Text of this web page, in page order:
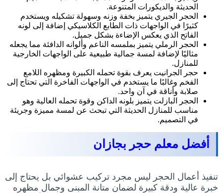
الحديثة والديكورات المتنوعة.
الحجر الجيري يتميز بخفة وزنه وسهولة تشكيله ويستخدم
كثيرًا في الواجهات ذات الطابع الكلاسيكي إضافة إلى لونه
الفاتح الذي يعكس الإضاءة بشكل جميل.
الحجر الرملي يتميز بملمسه الناعم وألوانه الدافئة مما يجعله
مثاليًا لإضافة لمسة جمالية طبيعية على الواجهات الخارجية
للمنازل.
حجر الجرانيت يعرف بقوة تحمله الكبيرة ومظهره اللامع
الفخم وغالبًا ما يستخدم في الواجهات الفاخرة التي تحتاج إلى
صلابة وأناقة في آن واحد.
الحجر البازلت يتميز بلونه الداكن وقوة تحمله العالية وهو
مناسب للمنازل الحديثة التي تبحث عن لمسة مميزة وجريئة
في التصميم.
أفضل معلم حجر بجازان
تنفيذ أعمال الحجر ليس مجرد تركيب عشوائي بل يحتاج إلى
خبرة عالية ودقة كبيرة لضمان متانة المبنى وجمال مظهره